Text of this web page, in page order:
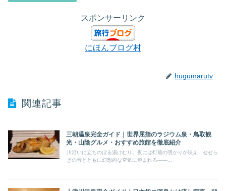
スポンサーリンク
にほんブログ村
hugumarutv
関連記事
三朝温泉完全ガイド｜世界屈指のラジウム泉・鳥取観
光・山陰グルメ・おすすめ旅館を徹底紹介
川沿いに立ちのぼる湯けむり。夜には灯籠の明かりが映え、せせら
ぎの音とともに幻想的な空気に包まれる――...